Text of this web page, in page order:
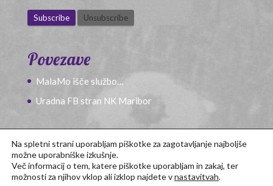
Povezave
MalaMo išče službo…
Uradna FB stran NK Maribor
Na spletni strani uporabljam piškotke za zagotavljanje najboljše
možne uporabniške izkušnje.
Več informacij o tem, katere piškotke uporabljam in zakaj, ter
možnosti za njihov vklop ali izklop najdete vnastavitvah.